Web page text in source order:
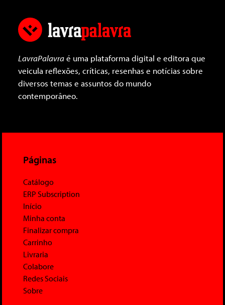
LavraPalavraé uma plataforma digital e editora que
veicula reflexões, críticas, resenhas e notícias sobre
diversos temas e assuntos do mundo
contemporâneo.
Páginas
Catálogo
ERP Subscription
Início
Minha conta
Finalizar compra
Carrinho
Livraria
Colabore
Redes Sociais
Sobre